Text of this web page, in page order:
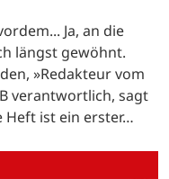
Ja, an die
längst gewöhnt.
»Redakteur vom
verantwortlich, sagt
Heft ist ein erster…